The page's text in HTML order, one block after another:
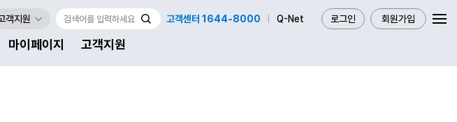
마이페이지 고객지원
로그인 회원가입
고객센터 1644-8000 Q-Net
객지원